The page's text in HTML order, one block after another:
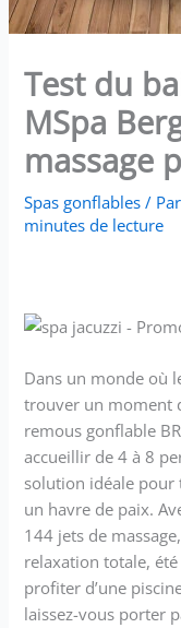
Test du
MSpa
massage
Spas gonflables /
minutes de lecture
Dans un monde où
trouver un moment
remous gonflable
accueillir de 4 à 8
solution idéale pour
un havre de paix.
144 jets de
relaxation totale,
profiter d’une
laissez-vous porter